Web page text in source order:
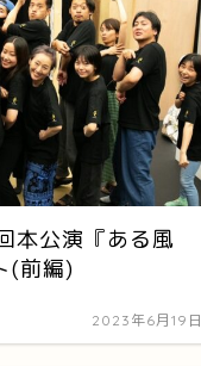
本公演『ある風
(前編)
2023年6月19日